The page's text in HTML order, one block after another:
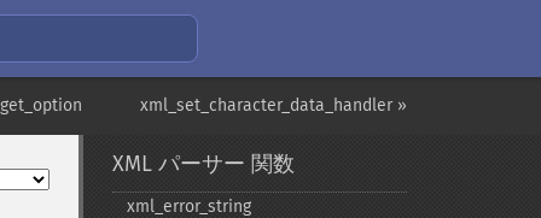
xml_set_character_data_handler »
XML パーサー 関数
xml_​error_​string